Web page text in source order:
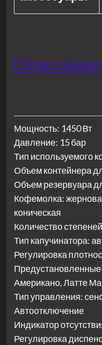
Описание
Мощность: 1450 Вт
Давление: 15 бар
Тип используемого
Объем контейнера
Объем резервуара
Кофемолка:
коническая
Количество
Тип капучинатора:
Регулировка
Предустановленные
Американо, Латте
Тип управления:
Автоотключение
Индикатор
Регулировка